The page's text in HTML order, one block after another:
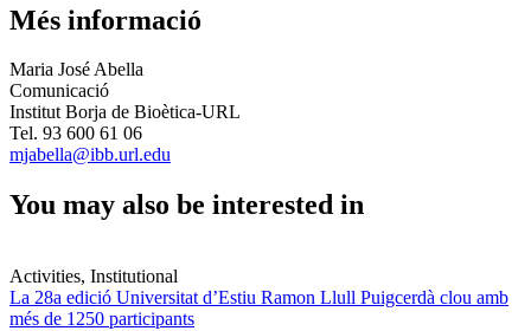
Més informació
Maria José Abella
Comunicació
Institut Borja de Bioètica-URL
Tel. 93 600 61 06
mjabella@ibb.url.edu
You may also be interested in
Activities, Institutional
La 28a edició Universitat d’Estiu Ramon Llull Puigcerdà clou amb
més de 1250 participants